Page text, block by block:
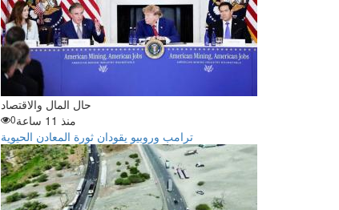
حال المال والاقتصاد
منذ 11 ساعة
0
ترامب وروبيو يقودان ثورة المعادن الحيوية